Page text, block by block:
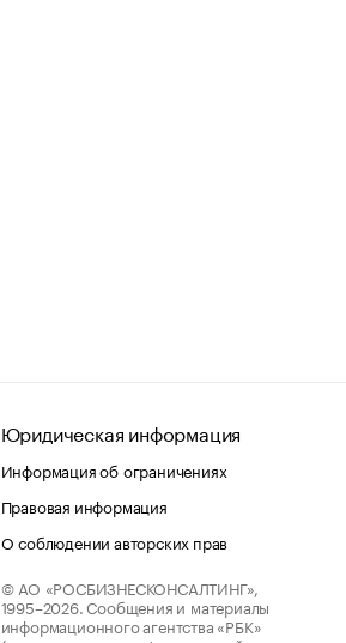
Юридическая информация
Информация об ограничениях
Правовая информация
О соблюдении авторских прав
© АО «РОСБИЗНЕСКОНСАЛТИНГ»,
1995–2026. Сообщения и материалы
информационного агентства «РБК»